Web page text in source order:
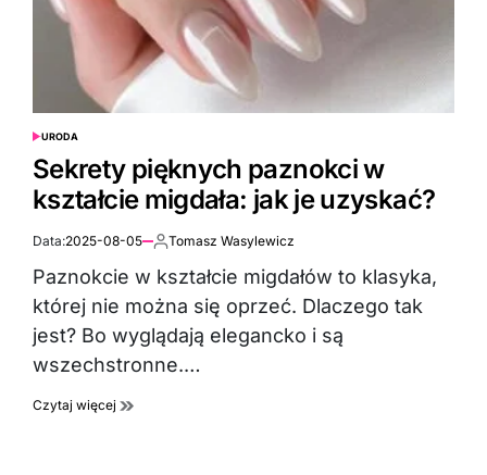
POSTED
IN
URODA
Sekrety pięknych paznokci w
kształcie migdała: jak je uzyskać?
Data:2025-08-05 Autor:
Tomasz Wasylewicz
Paznokcie w kształcie migdałów to klasyka,
której nie można się oprzeć. Dlaczego tak
jest? Bo wyglądają elegancko i są
wszechstronne.…
Czytaj więcej